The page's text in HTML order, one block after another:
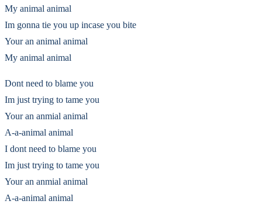
My animal animal
Im gonna tie you up incase you bite
Your an animal animal
My animal animal
Dont need to blame you
Im just trying to tame you
Your an anmial animal
A-a-animal animal
I dont need to blame you
Im just trying to tame you
Your an anmial animal
A-a-animal animal